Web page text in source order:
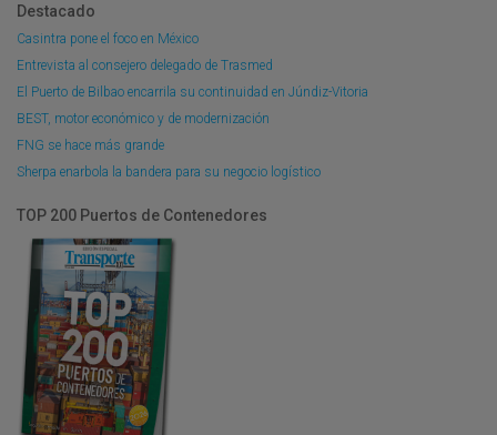
Destacado
Casintra pone el foco en México
Entrevista al consejero delegado de Trasmed
El Puerto de Bilbao encarrila su continuidad en Júndiz-Vitoria
BEST, motor económico y de modernización
FNG se hace más grande
Sherpa enarbola la bandera para su negocio logístico
TOP 200 Puertos de Contenedores